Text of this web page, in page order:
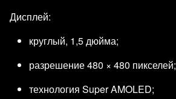
Дисплей:
круглый, 1,5 дюйма;
разрешение 480 × 480 пикселей;
технология Super AMOLED;